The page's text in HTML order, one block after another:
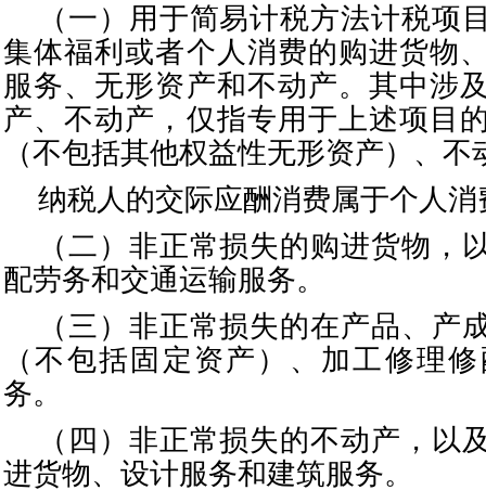
（一）用于简易计税方法计税项
集体福利或者个人消费的购进货物
服务、无形资产和不动产。其中涉
产、不动产，仅指专用于上述项目
（不包括其他权益性无形资产）、不
纳税人的交际应酬消费属于个人消
（二）非正常损失的购进货物，
配劳务和交通运输服务。
（三）非正常损失的在产品、产
（不包括固定资产）、加工修理
务。
（四）非正常损失的不动产，以
进货物、设计服务和建筑服务。